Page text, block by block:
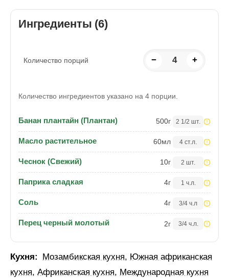
Ингредиенты (6)
Количество порций − 4 +
Количество ингредиентов указано на 4 порции.
Банан плантайн (Плантан) 500г 2 1/2 шт.
Масло растительное 60мл 4 ст.л.
Чеснок (Свежий) 10г 2 шт.
Паприка сладкая 4г 1 ч.л.
Соль 4г 3/4 ч.л
Перец черный молотый 2г 3/4 ч.л.
Кухня: Мозамбикская кухня, Южная африканская
кухня, Африканская кухня, Международная кухня